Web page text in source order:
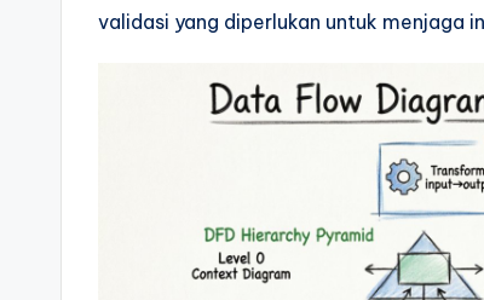
Avalidasi yang diperlukan untuk menjaga